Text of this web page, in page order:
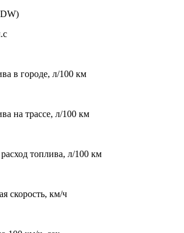
в городе, л/100 км
на трассе, л/100 км
топлива, л/100 км
скорость, км/ч